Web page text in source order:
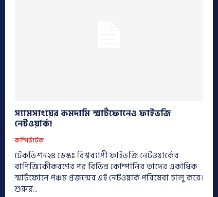
স্যামসাংয়ের কমদামি স্মার্টফোনেও ফাইভজি
নেটওয়ার্ক!
কম্পিউটেক
টেকভিশন২৪ ডেস্কঃ বিশ্বব্যাপী ফাইভজি নেটওয়ার্কের
বাণিজ্যিকীকরণের পর বিভিন্ন কোম্পানির তাদের একাধিক
স্মার্টফোনে পঞ্চম প্রজন্মের এই নেটওয়ার্ক পরিষেবা চালু করে।
শুরুর...